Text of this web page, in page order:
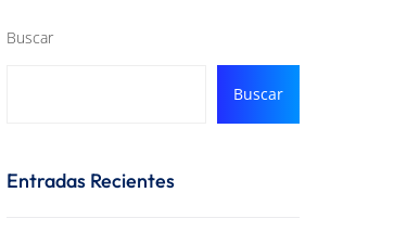
Buscar
Buscar
Entradas Recientes